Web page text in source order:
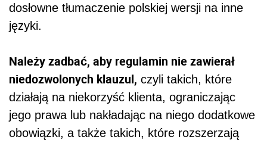
dosłowne tłumaczenie polskiej wersji na inne
języki.
Należy zadbać, aby regulamin nie zawierał
niedozwolonych klauzul, czyli takich, które
działają na niekorzyść klienta, ograniczając
jego prawa lub nakładając na niego dodatkowe
obowiązki, a także takich, które rozszerzają